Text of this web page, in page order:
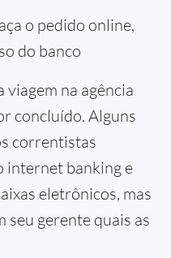
o pedido online,
do banco
na agência
concluído. Alguns
correntistas
internet banking e
eletrônicos, mas
seu gerente quais as